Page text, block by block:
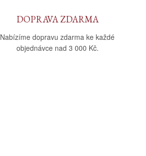
DOPRAVA ZDARMA
Nabízíme dopravu zdarma ke každé
objednávce nad 3 000 Kč.